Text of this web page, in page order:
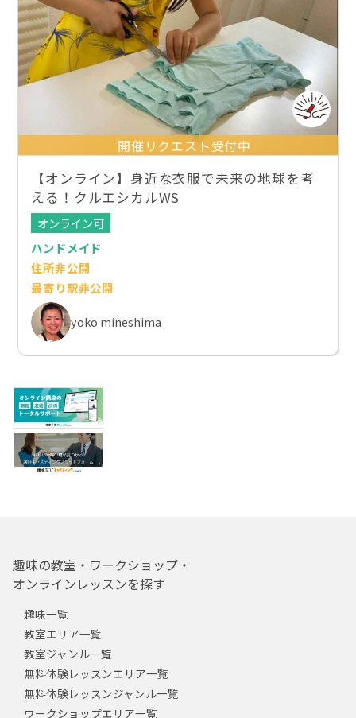
開催リクエスト受付中
【オンライン】身近な衣服で未来の地球を考
える！クルエシカルWS
オンライン可
ハンドメイド
住所非公開
最寄り駅非公開
yoko mineshima
趣味の教室・ワークショップ・
オンラインレッスンを探す
趣味一覧
教室エリア一覧
教室ジャンル一覧
無料体験レッスンエリア一覧
無料体験レッスンジャンル一覧
ワークショップエリア一覧